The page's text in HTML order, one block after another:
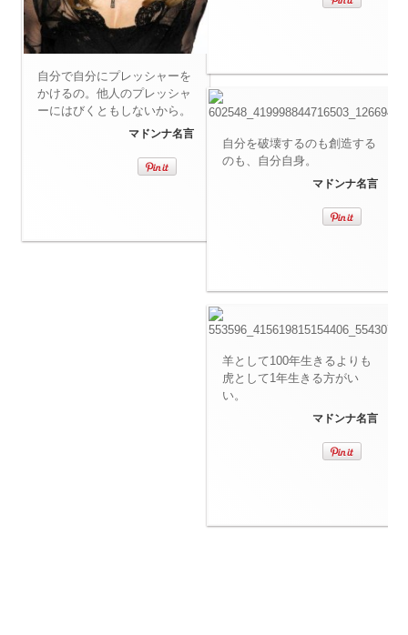
自分で自分にプレッシャーを
かけるの。他人のプレッシャ
ーにはびくともしないから。
マドンナ名言
自分を破壊するのも創造する
のも、自分自身。
マドンナ名言
羊として100年生きるよりも
虎として1年生きる方がい
い。
マドンナ名言